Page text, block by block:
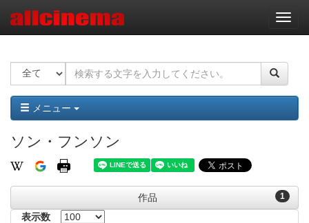
ナ
ビ
ー
ョ
ン
メニュー
ソン・フンソン
1
作品
表示数